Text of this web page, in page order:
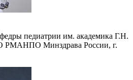
педиатрии им. академика Г.Н.
РМАНПО Минздрава России, г.